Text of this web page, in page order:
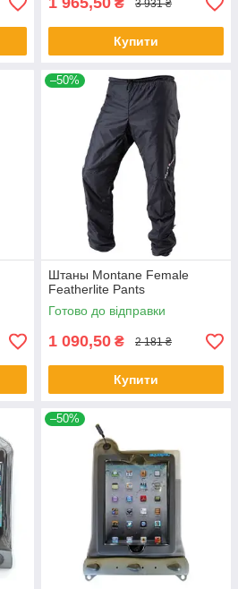
₴ 3 931 ₴
Купити
–50%
Штаны Montane Female
Featherlite Pants
Готово до відправки
1 090,50 ₴ 2 181 ₴
Купити
–50%